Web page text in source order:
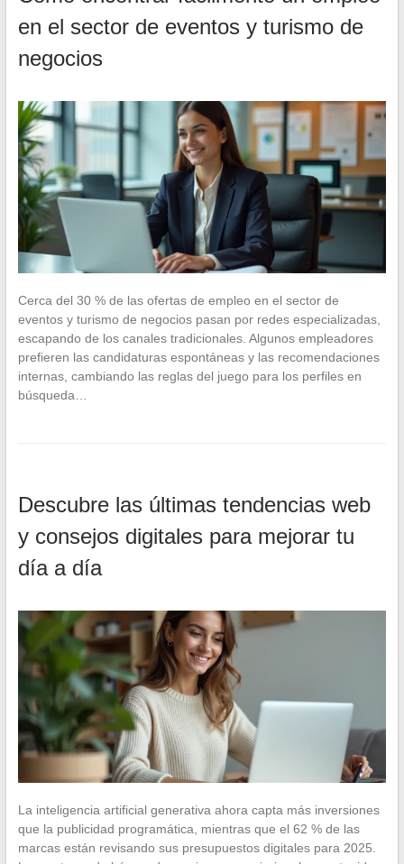
en el sector de eventos y turismo de
negocios
Cerca del 30 % de las ofertas de empleo en el sector de
eventos y turismo de negocios pasan por redes especializadas,
escapando de los canales tradicionales. Algunos empleadores
prefieren las candidaturas espontáneas y las recomendaciones
internas, cambiando las reglas del juego para los perfiles en
búsqueda…
Descubre las últimas tendencias web
y consejos digitales para mejorar tu
día a día
La inteligencia artificial generativa ahora capta más inversiones
que la publicidad programática, mientras que el 62 % de las
marcas están revisando sus presupuestos digitales para 2025.